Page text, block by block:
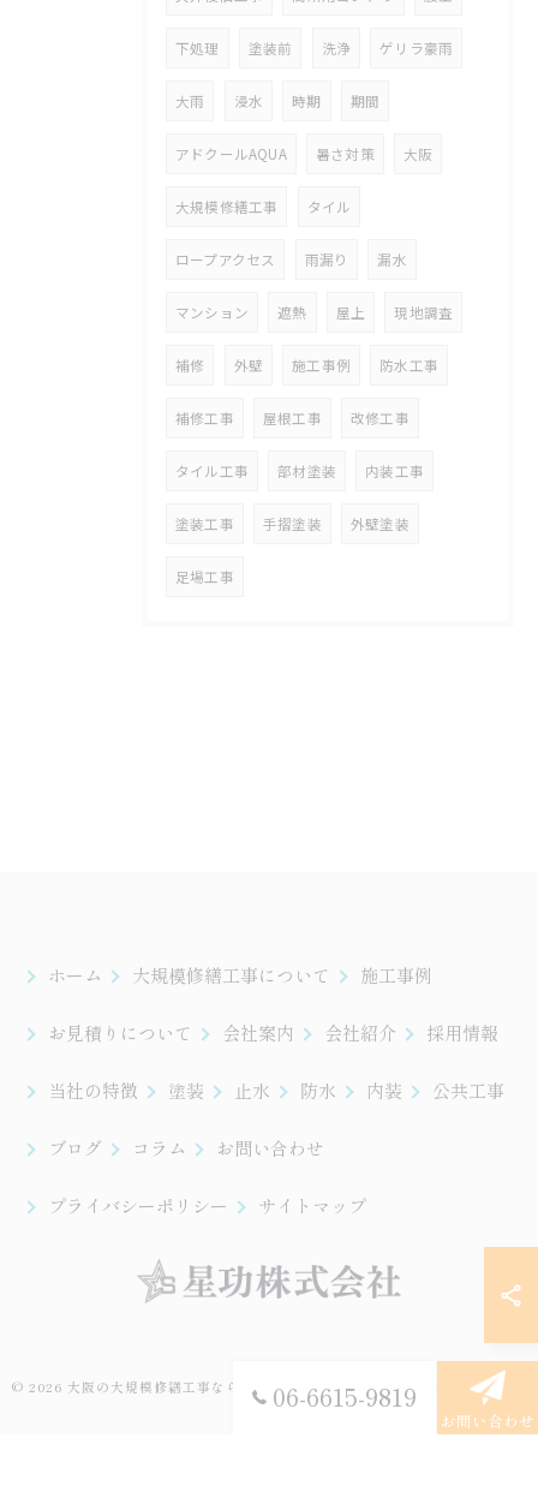
下処理 塗装前 洗浄 ゲリラ豪雨
大雨 浸水 時期 期間
アドクールAQUA 暑さ対策 大阪
大規模修繕工事 タイル
ロープアクセス 雨漏り 漏水
マンション 遮熱 屋上 現地調査
補修 外壁 施工事例 防水工事
補修工事 屋根工事 改修工事
タイル工事 部材塗装 内装工事
塗装工事 手摺塗装 外壁塗装
足場工事
06-6615-9819
お問い合わせ
ホーム 大規模修繕工事について 施工事例
お見積りについて 会社案内 会社紹介 採用情報
当社の特徴 塗装 止水 防水 内装 公共工事
ブログ コラム お問い合わせ
プライバシーポリシー サイトマップ
© 2026 大阪の大規模修繕工事なら星功株式会社 ALL RIGHTS RESERVED.